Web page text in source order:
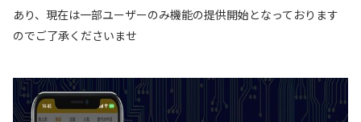
あり、現在は一部ユーザーのみ機能の提供開始となっております
のでご了承くださいませ